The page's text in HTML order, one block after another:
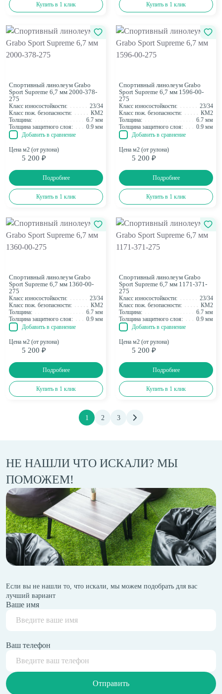
Купить в 1 клик Купить в 1 клик
Спортивный линолеум Grabo
Sport Supreme 6,7 мм 2000-378-
275
Класс износостойкости:
23/34
Класс пож. безопасности:
КМ2
Толщина:
6.7 мм
Толщина защитного слоя:
0.9 мм
Добавить в сравнение
Цена м2 (от рулона)
5 200 ₽
Подробнее
Купить в 1 клик
Спортивный линолеум Grabo
Sport Supreme 6,7 мм 1596-00-
275
Класс износостойкости:
23/34
Класс пож. безопасности:
КМ2
Толщина:
6.7 мм
Толщина защитного слоя:
0.9 мм
Добавить в сравнение
Цена м2 (от рулона)
5 200 ₽
Подробнее
Купить в 1 клик
Спортивный линолеум Grabo
Sport Supreme 6,7 мм 1360-00-
275
Класс износостойкости:
23/34
Класс пож. безопасности:
КМ2
Толщина:
6.7 мм
Толщина защитного слоя:
0.9 мм
Добавить в сравнение
Цена м2 (от рулона)
5 200 ₽
Подробнее
Купить в 1 клик
Спортивный линолеум Grabo
Sport Supreme 6,7 мм 1171-371-
275
Класс износостойкости:
23/34
Класс пож. безопасности:
КМ2
Толщина:
6.7 мм
Толщина защитного слоя:
0.9 мм
Добавить в сравнение
Цена м2 (от рулона)
5 200 ₽
Подробнее
Купить в 1 клик
1 2 3
НЕ НАШЛИ ЧТО ИСКАЛИ? МЫ
ПОМОЖЕМ!
Если вы не нашли то, что искали, мы можем подобрать для вас
лучший вариант
Ваше имя
Ваш телефон
Отправить